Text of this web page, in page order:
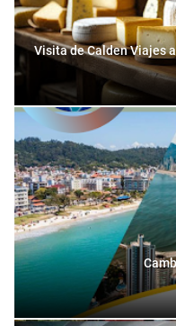
Visita de Calden Viajes